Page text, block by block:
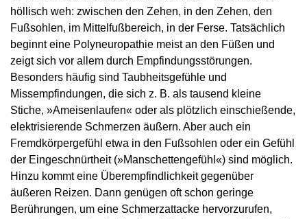
höllisch weh: zwischen den Zehen, in den Zehen, den
Fußsohlen, im Mittelfußbereich, in der Ferse. Tatsächlich
beginnt eine Polyneuropathie meist an den Füßen und
zeigt sich vor allem durch Empfindungsstörungen.
Besonders häufig sind Taubheitsgefühle und
Missempfindungen, die sich z. B. als tausend kleine
Stiche, »Ameisenlaufen« oder als plötzlich einschießende,
elektrisierende Schmerzen äußern. Aber auch ein
Fremdkörpergefühl etwa in den Fußsohlen oder ein Gefühl
der Eingeschnürtheit (»Manschettengefühl«) sind möglich.
Hinzu kommt eine Überempfindlichkeit gegenüber
äußeren Reizen. Dann genügen oft schon geringe
Berührungen, um eine Schmerzattacke hervorzurufen,